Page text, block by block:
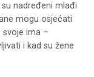
nadređeni mlađi
mogu osjećati
svoje ima –
i kad su žene